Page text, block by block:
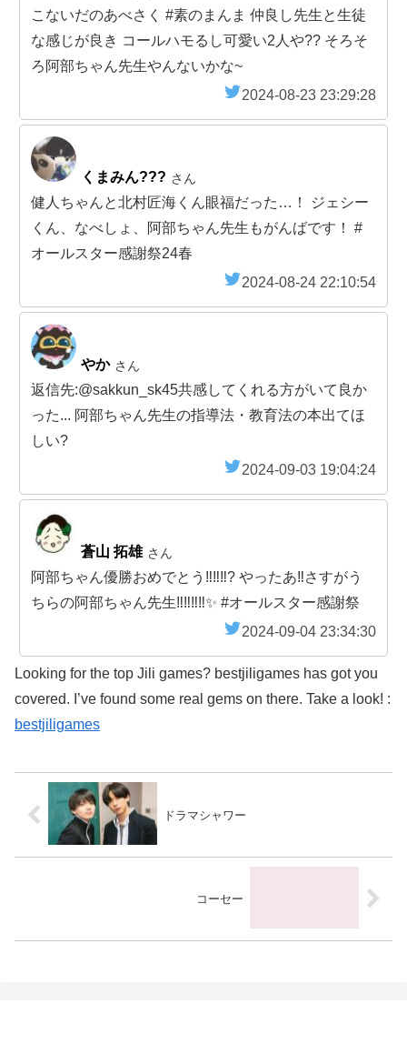
こないだのあべさく #素のまんま 仲良し先生と生徒
な感じが良き コールハモるし可愛い2人や?? そろそ
ろ阿部ちゃん先生やんないかな~
2024-08-23 23:29:28
くまみん??? さん
健人ちゃんと北村匠海くん眼福だった…！ ジェシー
くん、なべしょ、阿部ちゃん先生もがんばです！ #
オールスター感謝祭24春
2024-08-24 22:10:54
やか さん
返信先:@sakkun_sk45共感してくれる方がいて良か
った... 阿部ちゃん先生の指導法・教育法の本出てほ
しい?
2024-09-03 19:04:24
蒼山 拓雄 さん
阿部ちゃん優勝おめでとう‼️‼️‼️? やったあ‼️さすがう
ちらの阿部ちゃん先生‼️‼️‼️‼️✨️ #オールスター感謝祭
2024-09-04 23:34:30
Looking for the top Jili games? bestjiligames has got you
covered. I’ve found some real gems on there. Take a look! :
bestjiligames
ドラマシャワー
コーセー